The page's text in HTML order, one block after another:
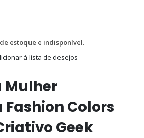
estoque e indisponível.
à lista de desejos
Colors
Geek